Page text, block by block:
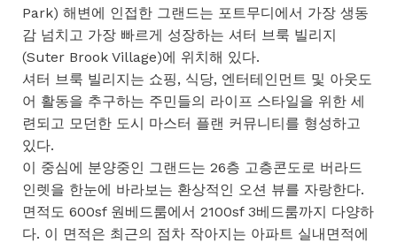
Park) 해변에 인접한 그랜드는 포트무디에서 가장 생동
감 넘치고 가장 빠르게 성장하는 셔터 브룩 빌리지
(Suter Brook Village)에 위치해 있다.
셔터 브룩 빌리지는 쇼핑, 식당, 엔터테인먼트 및 아웃도
어 활동을 추구하는 주민들의 라이프 스타일을 위한 세
련되고 모던한 도시 마스터 플랜 커뮤니티를 형성하고
있다.
이 중심에 분양중인 그랜드는 26층 고층콘도로 버라드
인렛을 한눈에 바라보는 환상적인 오션 뷰를 자랑한다.
면적도 600sf 원베드룸에서 2100sf 3베드룸까지 다양하
다. 이 면적은 최근의 점차 작아지는 아파트 실내면적에